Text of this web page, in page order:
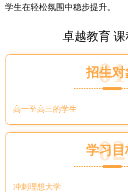
学生在轻松氛围中稳步提升。
卓越教育
招生对
01
高一至高三的学生
学习目
02
冲刺理想大学